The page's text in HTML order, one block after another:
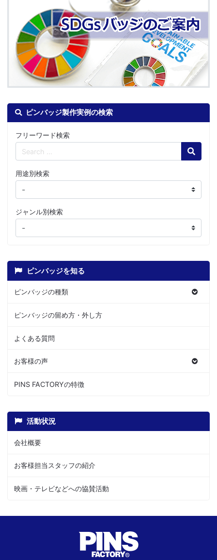
ピンバッジ製作実例の検索
フリーワード検索
Search
用途別検索
ジャンル別検索
ピンバッジを知る
ピンバッジの種類
ピンバッジの留め方・外し方
よくある質問
お客様の声
PINS FACTORYの特徴
活動状況
会社概要
お客様担当スタッフの紹介
映画・テレビなどへの協賛活動